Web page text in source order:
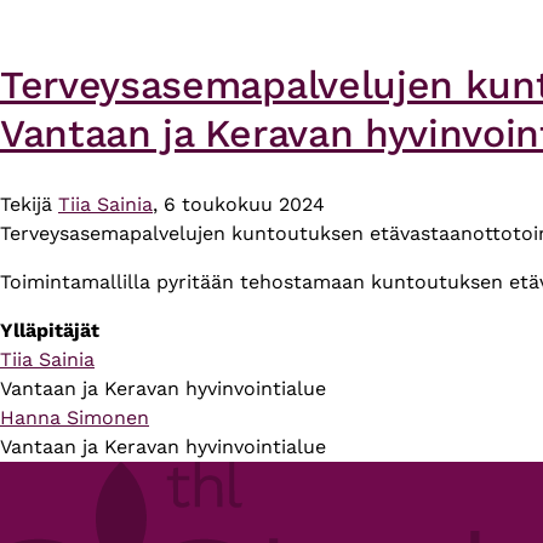
Terveysasemapalvelujen
Vantaan ja Keravan
Tekijä Tiia Sainia, 6 toukokuu 2024
Terveysasemapalvelujen kuntoutuksen
Toimintamallilla pyritään tehostamaan kuntoutuksen
Ylläpitäjät
Tiia Sainia
Vantaan ja Keravan hyvinvointialue
Hanna Simonen
Vantaan ja Keravan hyvinvointialue